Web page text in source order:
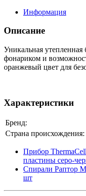
Информация
Описание
Уникальная
фонариком и
оранжевый цвет для
Характеристики
Бренд:
Страна происхождения:
Прибор
пластины серо-
Спирали Раптор
шт